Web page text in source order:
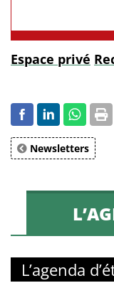
Espace privé
Newsletters
L’agenda